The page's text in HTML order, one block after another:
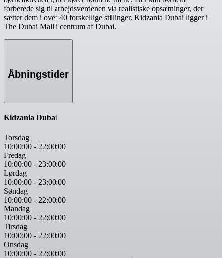
forberede sig til arbejdsverdenen via realistiske opsætninger, der
sætter dem i over 40 forskellige stillinger. Kidzania Dubai ligger i
The Dubai Mall i centrum af Dubai.
Åbningstider
Kidzania Dubai
Torsdag
10:00:00 - 22:00:00
Fredag
10:00:00 - 23:00:00
Lørdag
10:00:00 - 23:00:00
Søndag
10:00:00 - 22:00:00
Mandag
10:00:00 - 22:00:00
Tirsdag
10:00:00 - 22:00:00
Onsdag
10:00:00 - 22:00:00